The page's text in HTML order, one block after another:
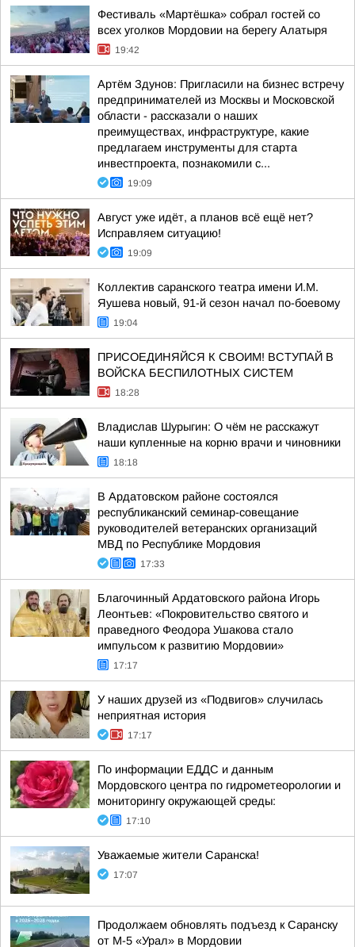
Фестиваль «Мартёшка» собрал гостей со
всех уголков Мордовии на берегу Алатыря
19:42
Артём Здунов: Пригласили на бизнес встречу
предпринимателей из Москвы и Московской
области - рассказали о наших
преимуществах, инфраструктуре, какие
предлагаем инструменты для старта
инвестпроекта, познакомили с...
19:09
Август уже идёт, а планов всё ещё нет?
Исправляем ситуацию!
19:09
Коллектив саранского театра имени И.М.
Яушева новый, 91-й сезон начал по-боевому
19:04
ПРИСОЕДИНЯЙСЯ К СВОИМ! ВСТУПАЙ В
ВОЙСКА БЕСПИЛОТНЫХ СИСТЕМ
18:28
Владислав Шурыгин: О чём не расскажут
наши купленные на корню врачи и чиновники
18:18
В Ардатовском районе состоялся
республиканский семинар-совещание
руководителей ветеранских организаций
МВД по Республике Мордовия
17:33
Благочинный Ардатовского района Игорь
Леонтьев: «Покровительство святого и
праведного Феодора Ушакова стало
импульсом к развитию Мордовии»
17:17
У наших друзей из «Подвигов» случилась
неприятная история
17:17
По информации ЕДДС и данным
Мордовского центра по гидрометеорологии и
мониторингу окружающей среды:
17:10
Уважаемые жители Саранска!
17:07
Продолжаем обновлять подъезд к Саранску
от М-5 «Урал» в Мордовии